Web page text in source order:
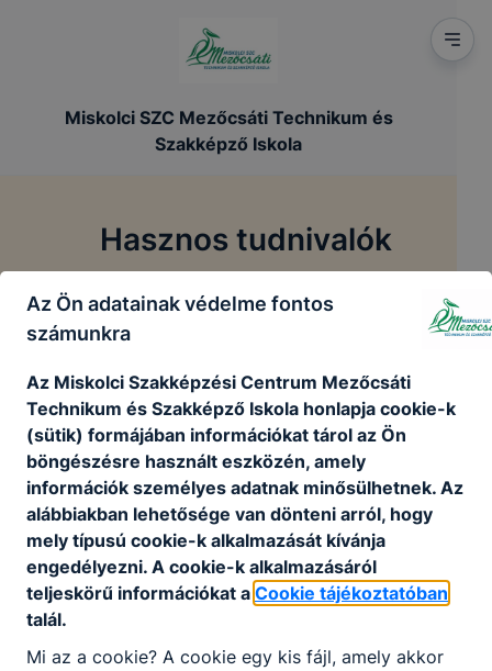
Miskolci SZC Mezőcsáti Technikum és
Szakképző Iskola
Hasznos tudnivalók
Főoldal / Tanulóinknak / Hasznos tudnivalók
Kérelem bizonyítvány-másodlat kiállításához
Kérelem bizonyítvány-másodlat
kiállításához.pdf
Letöltés
Az Ön adatainak védelme fontos
számunkra
Az Miskolci Szakképzési Centrum Mezőcsáti
Technikum és Szakképző Iskola honlapja cookie-k
(sütik) formájában információkat tárol az Ön
böngészésre használt eszközén, amely
információk személyes adatnak minősülhetnek. Az
alábbiakban lehetősége van dönteni arról, hogy
mely típusú cookie-k alkalmazását kívánja
engedélyezni. A cookie-k alkalmazásáról
teljeskörű információkat a Cookie tájékoztatóban
talál.
Mi az a cookie? A cookie egy kis fájl, amely akkor